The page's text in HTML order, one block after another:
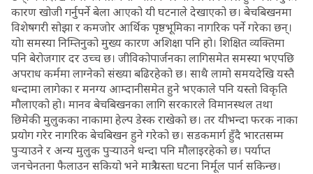
कारण खोजी गर्नुपर्ने बेला आएको यी घटनाले देखाएको छ। बेचबिखनमा
विशेषगरी सोझा र कमजोर आर्थिक पृष्ठभूमिका नागरिक पर्ने गरेका छन्।
योा समस्या निम्तिनुको मुख्य कारण अशिक्षा पनि हो। शिक्षित व्यक्तिमा
पनि बेरोजगार दर उच्च छ। जीविकोपार्जनका लागिसमेत समस्या भएपछि
अपराध कर्ममा लाग्नेको संख्या बढिरहेको छ। साथै लामो समयदेखि यस्तै
धन्दामा लागेका र मनग्य आम्दानीसमेत हुने भएकाले पनि यस्तो विकृति
मौलाएको हो। मानव बेचबिखनका लागि सरकारले विमानस्थल तथा
छिमेकी मुलुकका नाकामा हेल्प डेस्क राखेको छ। तर यीभन्दा फरक नाका
प्रयोग गरेर नागरिक बेचबिखन हुने गरेको छ। सडकमार्ग हुँदै भारतसम्म
पुर्‍याउने र अन्य मुलुक पुर्‍याउने धन्दा पनि मौलाइरहेको छ। पर्याप्त
जनचेनतना फैलाउन सकियो भने मात्रै यस्ता घटना निर्मूल पार्न सकिन्छ।